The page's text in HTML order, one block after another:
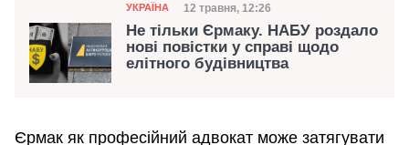
Категорія
УКРАЇНА Дата публікації
12 травня, 12:26
Не тільки Єрмаку. НАБУ роздало
нові повістки у справі щодо
елітного будівництва
Єрмак як професійний адвокат може затягувати